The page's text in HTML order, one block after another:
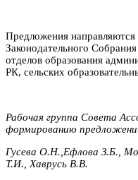
Предложения направляются
Законодательного
отделов образования
РК, сельских
Рабочая группа Совета
формированию
Гусева О.Н.,Ефлова З.Б.,
Т.И., Хаврусь В.В.